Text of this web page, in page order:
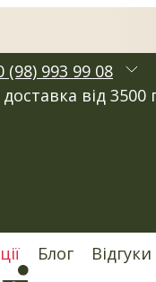
(98) 993 99 08
від 3500
Блог Відгуки